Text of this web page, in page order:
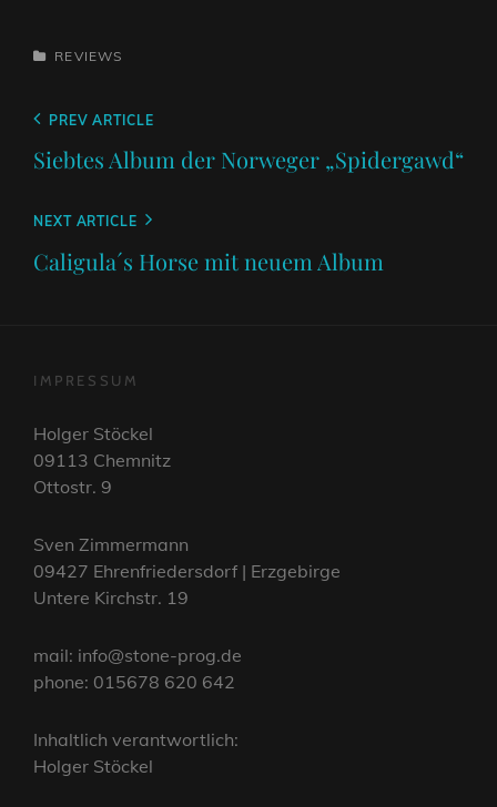
CATEGORIES
REVIEWS
Beitragsnavigation
Previous
Post
PREV ARTICLE
Siebtes Album der Norweger „Spidergawd“
Next
Post
NEXT ARTICLE
Caligula´s Horse mit neuem Album
IMPRESSUM
Holger Stöckel
09113 Chemnitz
Ottostr. 9
Sven Zimmermann
09427 Ehrenfriedersdorf | Erzgebirge
Untere Kirchstr. 19
mail: info@stone-prog.de
phone: 015678 620 642
Inhaltlich verantwortlich:
Holger Stöckel